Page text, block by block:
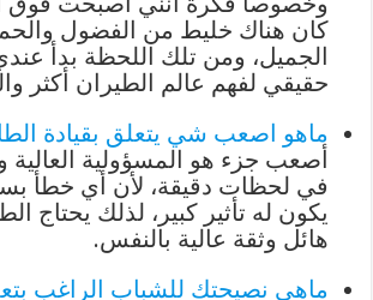
كان هناك خليط من الفضول
الجميل، ومن تلك اللحظة بدأ
حقيقي لفهم عالم الطيران أكثر
ماهو اصعب شي يتعلق بقيادة
أصعب جزء هو المسؤولية العالية
في لحظات دقيقة، لأن أي خطأ
يكون له تأثير كبير، لذلك يحتاج
هائل وثقة عالية بالنفس.
ماهي نصيحتك للشباب الراغب